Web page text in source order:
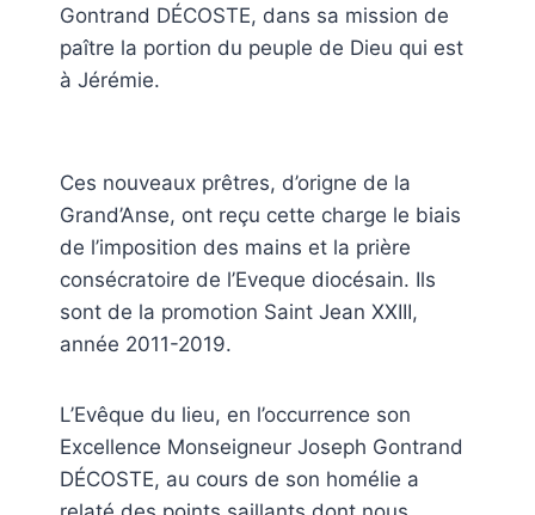
Gontrand DÉCOSTE, dans sa mission de
paître la portion du peuple de Dieu qui est
à Jérémie.
Ces nouveaux prêtres, d’origne de la
Grand’Anse, ont reçu cette charge le biais
de l’imposition des mains et la prière
consécratoire de l’Eveque diocésain. Ils
sont de la promotion Saint Jean XXIII,
année 2011-2019.
L’Evêque du lieu, en l’occurrence son
Excellence Monseigneur Joseph Gontrand
DÉCOSTE, au cours de son homélie a